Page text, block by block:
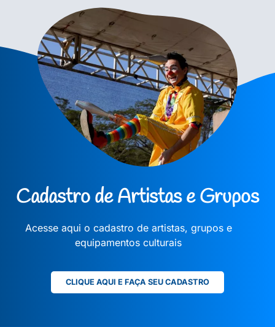
Cadastro de Artistas e Grupos
Acesse aqui o cadastro de artistas, grupos e
equipamentos culturais
CLIQUE AQUI E FAÇA SEU CADASTRO